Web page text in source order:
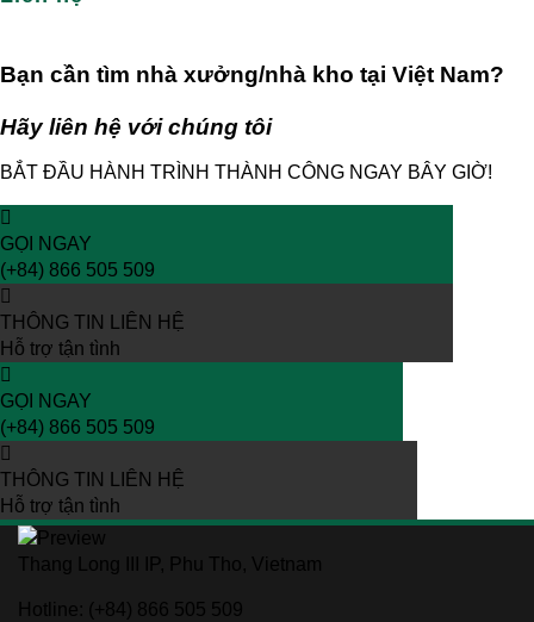
Bạn cần tìm nhà xưởng/nhà kho tại Việt Nam?
Hãy liên hệ với chúng tôi
BẮT ĐẦU HÀNH TRÌNH THÀNH CÔNG NGAY BÂY GIỜ!
GỌI NGAY
(+84) 866 505 509
THÔNG TIN LIÊN HỆ
Hỗ trợ tận tình
GỌI NGAY
(+84) 866 505 509
THÔNG TIN LIÊN HỆ
Hỗ trợ tận tình
Thang Long III IP, Phu Tho, Vietnam
Hotline: (+84) 866 505 509